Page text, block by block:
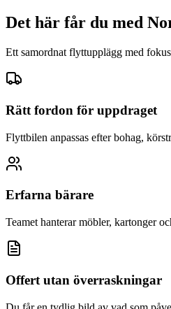
Det här får du med
Ett samordnat flyttupplägg med
Rätt fordon för uppdraget
Flyttbilen anpassas efter bohag,
Erfarna bärare
Teamet hanterar möbler, kartonger
Offert utan överraskningar